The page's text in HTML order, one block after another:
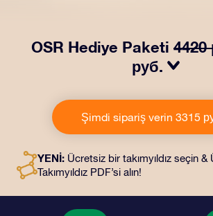
OSR Hediye Paketi 4420
руб.
zarf içinde kişiye özel hazırlanan
adrese teslimatı ile çevrimiçi belgeler
erişim imkanı bu pakete dahildir. Bu,
yoludur.
Şimdi sipariş verin 3315
YENİ: Ücretsiz bir takımyıldız seçin &
Takımyıldız PDF’si alın!